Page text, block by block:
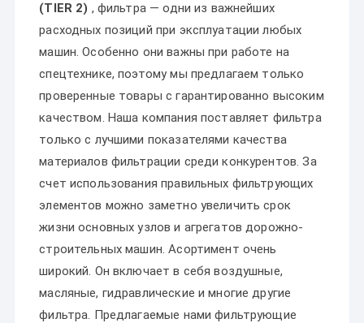
(TIER 2) , фильтра — одни из важнейших
расходных позиций при эксплуатации любых
машин. Особенно они важны при работе на
спецтехнике, поэтому мы предлагаем только
проверенные товары с гарантированно высоким
качеством. Наша компания поставляет фильтра
только с лучшими показателями качества
материалов фильтрации среди конкурентов. За
счет использования правильных фильтрующих
элементов можно заметно увеличить срок
жизни основных узлов и агрегатов дорожно-
строительных машин. Асортимент очень
широкий. Он включает в себя воздушные,
масляные, гидравлические и многие другие
фильтра. Предлагаемые нами фильтрующие